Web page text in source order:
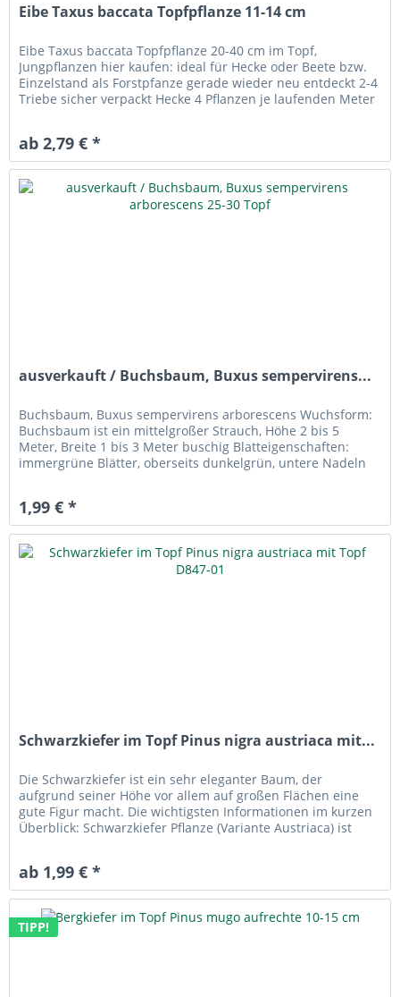
Eibe Taxus baccata Topfpflanze 11-14 cm
Eibe Taxus baccata Topfpflanze 20-40 cm im Topf,
Jungpflanzen hier kaufen: ideal für Hecke oder Beete bzw.
Einzelstand als Forstpfanze gerade wieder neu entdeckt 2-4
Triebe sicher verpackt Hecke 4 Pflanzen je laufenden Meter
ab 2,79 € *
ausverkauft / Buchsbaum, Buxus sempervirens...
Buchsbaum, Buxus sempervirens arborescens Wuchsform:
Buchsbaum ist ein mittelgroßer Strauch, Höhe 2 bis 5
Meter, Breite 1 bis 3 Meter buschig Blatteigenschaften:
immergrüne Blätter, oberseits dunkelgrün, untere Nadeln
1,99 € *
Schwarzkiefer im Topf Pinus nigra austriaca mit...
Die Schwarzkiefer ist ein sehr eleganter Baum, der
aufgrund seiner Höhe vor allem auf großen Flächen eine
gute Figur macht. Die wichtigsten Informationen im kurzen
Überblick: Schwarzkiefer Pflanze (Variante Austriaca) ist
ab 1,99 € *
TIPP!